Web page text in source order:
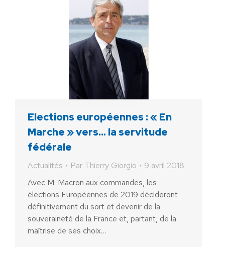
Elections européennes : « En
Marche » vers… la servitude
fédérale
Actualités Par Thierry Giorgio
9 avril 2018
Avec M. Macron aux commandes, les
élections Européennes de 2019 décideront
définitivement du sort et devenir de la
souveraineté de la France et, partant, de la
maîtrise de ses choix…